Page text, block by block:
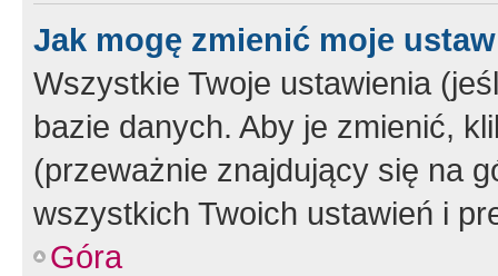
Jak mogę zmienić moje
Wszystkie Twoje ustawienia
bazie danych. Aby je zmienić,
(przeważnie znajdujący się na
wszystkich Twoich ustawień i
Góra